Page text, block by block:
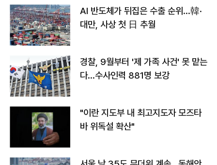
AI 반도체가 뒤집은 수출 순위…韓·
대만, 사상 첫 日 추월
경찰, 9월부터 '제 가족 사건' 못 맡는
다…수사인력 881명 보강
"이란 지도부 내 최고지도자 모즈타
바 위독설 확산"